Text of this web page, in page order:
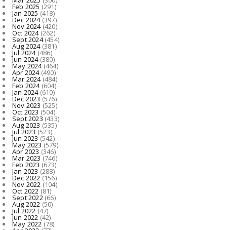
Feb 2025 (291)
Jan 2025 (418)
Dec 2024(397)
Nov 2024(420)
Oct 2024(262)
Sept 2024(454)
Aug 2024(381)
Jul 2024(486)
Jun 2024(380)
May 2024(464)
Apr 2024(490)
Mar 2024(484)
Feb 2024(604)
Jan 2024(610)
Dec 2023(576)
Nov 2023 (525)
Oct 2023 (504)
Sept 2023 (433)
Aug 2023 (535)
Jul 2023 (523)
Jun 2023(542)
May 2023(579)
Apr 2023 (346)
Mar 2023 (746)
Feb 2023 (673)
Jan 2023 (288)
Dec 2022(156)
Nov 2022 (104)
Oct 2022 (81)
Sept 2022(66)
Aug 2022 (50)
Jul 2022 (47)
Jun 2022(42)
May 2022(78)